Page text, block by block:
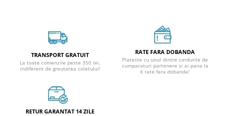
TRANSPORT GRATUIT
La toate comenzile peste 350 lei,
indiferent de greutatea coletului!
RATE FARA DOBANDA
Plateste cu unul dintre cardurile de
cumparaturi partenere si ai pana la
6 rate fara dobanda!
RETUR GARANTAT 14 ZILE